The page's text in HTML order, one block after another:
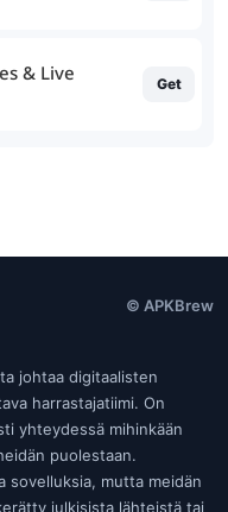
& Live Get
© APKBrew
johtaa digitaalisten
harrastajatiimi. On
yhteydessä mihinkään
puolestaan.
sovelluksia, mutta meidän
julkisista lähteistä tai